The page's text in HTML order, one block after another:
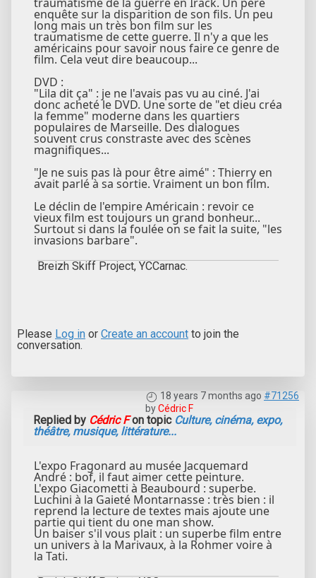
enquête sur la disparition de son fils. Un peu
long mais un très bon film sur les
traumatisme de cette guerre. Il n'y a que les
américains pour savoir nous faire ce genre de
film. Cela veut dire beaucoup...
DVD :
"Lila dit ça" : je ne l'avais pas vu au ciné. J'ai
donc acheté le DVD. Une sorte de "et dieu créa
la femme" moderne dans les quartiers
populaires de Marseille. Des dialogues
souvent crus constraste avec des scènes
magnifiques...
"Je ne suis pas là pour être aimé" : Thierry en
avait parlé à sa sortie. Vraiment un bon film.
Le déclin de l'empire Américain : revoir ce
vieux film est toujours un grand bonheur...
Surtout si dans la foulée on se fait la suite, "les
invasions barbare".
Breizh Skiff Project, YCCarnac.
Please Log in or Create an account to join the
conversation.
18 years 7 months ago #71256
byCédric F
Replied by Cédric Fon topic Culture, cinéma, expo,
théâtre, musique, littérature...
L'expo Fragonard au musée Jacquemard
André : bof, il faut aimer cette peinture.
L'expo Giacometti à Beaubourd : superbe.
Luchini à la Gaieté Montarnasse : très bien : il
reprend la lecture de textes mais ajoute une
partie qui tient du one man show.
Un baiser s'il vous plait : un superbe film entre
un univers à la Marivaux, à la Rohmer voire à
la Tati.